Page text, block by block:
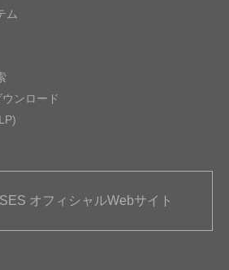
ム
ンロード
オフィシャルWebサイト